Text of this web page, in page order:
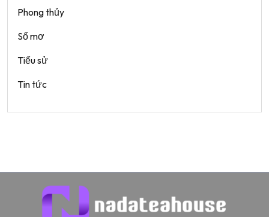
Phong thủy
Sổ mơ
Tiểu sử
Tin tức